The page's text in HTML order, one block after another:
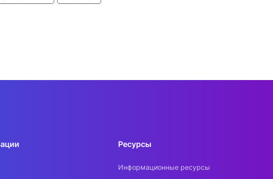
Ресурсы
Информационные ресурсы